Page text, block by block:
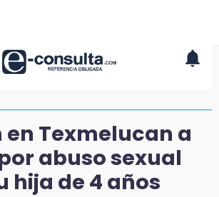
en Texmelucan a
abuso sexual
hija de 4 años